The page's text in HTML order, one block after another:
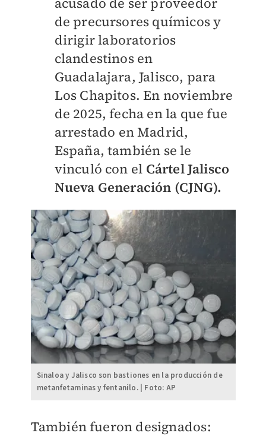
de precursores químicos y
dirigir laboratorios
clandestinos en
Guadalajara, Jalisco, para
Los Chapitos. En noviembre
de 2025, fecha en la que fue
arrestado en Madrid,
España, también se le
vinculó con el Cártel Jalisco
Nueva Generación (CJNG).
Sinaloa y Jalisco son bastiones en la producción de
metanfetaminas y fentanilo. | Foto: AP
También fueron designados: